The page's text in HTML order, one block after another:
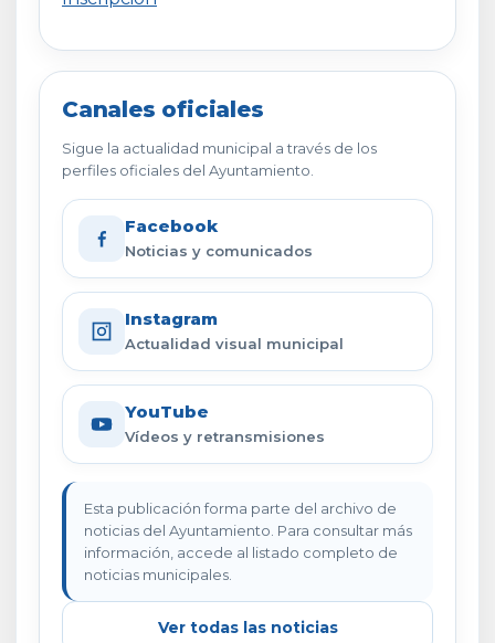
Canales oficiales
Sigue la actualidad municipal a través de los
perfiles oficiales del Ayuntamiento.
Facebook
Noticias y comunicados
Instagram
Actualidad visual municipal
YouTube
Vídeos y retransmisiones
Esta publicación forma parte del archivo de
noticias del Ayuntamiento. Para consultar más
información, accede al listado completo de
noticias municipales.
Ver todas las noticias